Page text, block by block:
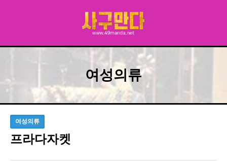
여성의류
여성의류
프라다자켓